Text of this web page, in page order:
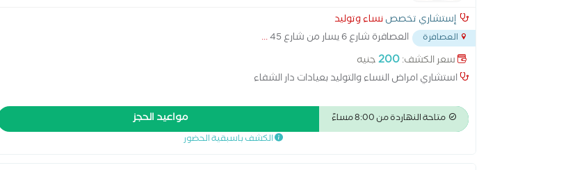
إستشاري تخصصنساء وتوليد
العصافرة العصافرة شارع 6 يسار من شارع 45
...
سعر الكشف:200جنيه
استشاري امراض النساء والتوليد بعيادات دار الشفاء
متاحة النهاردة من 8:00 مساءً مواعيد الحجز
الكشف باسبقية الحضور